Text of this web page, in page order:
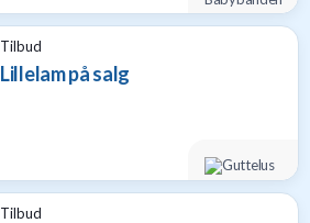
Tilbud
Lillelam på salg
Tilbud